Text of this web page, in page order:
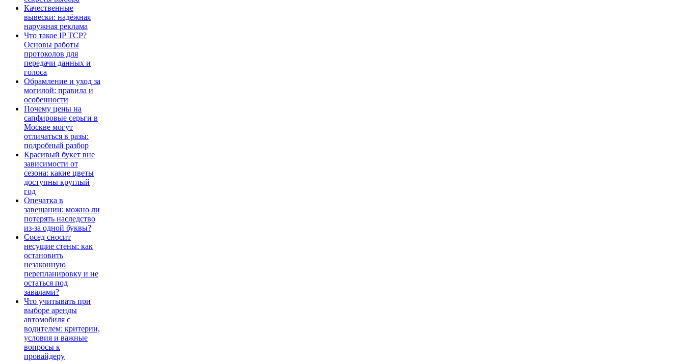
Качественные
вывески: надёжная
наружная реклама
Что такое IP TCP?
Основы работы
протоколов для
передачи данных и
голоса
Обрамление и уход за
могилой: правила и
особенности
Почему цены на
сапфировые серьги в
Москве могут
отличаться в разы:
подробный разбор
Красивый букет вне
зависимости от
сезона: какие цветы
доступны круглый
год
Опечатка в
завещании: можно ли
потерять наследство
из-за одной буквы?
Сосед сносит
несущие стены: как
остановить
незаконную
перепланировку и не
остаться под
завалами?
Что учитывать при
выборе аренды
автомобиля с
водителем: критерии,
условия и важные
вопросы к
провайдеру